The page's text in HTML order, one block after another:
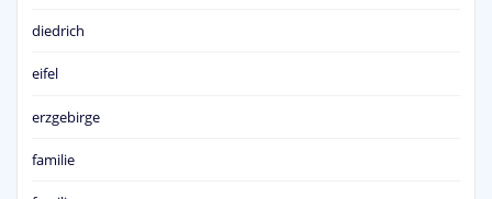
diedrich
eifel
erzgebirge
familie